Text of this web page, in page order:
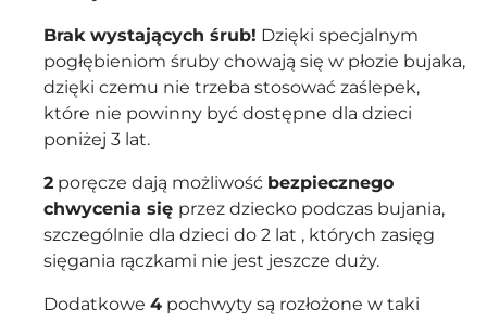
Brak wystających śrub! Dzięki specjalnym
pogłębieniom śruby chowają się w płozie bujaka,
dzięki czemu nie trzeba stosować zaślepek,
które nie powinny być dostępne dla dzieci
poniżej 3 lat.
2 poręcze dają możliwość bezpiecznego
chwycenia się przez dziecko podczas bujania,
szczególnie dla dzieci do 2 lat , których zasięg
sięgania rączkami nie jest jeszcze duży.
Dodatkowe 4 pochwyty są rozłożone w taki